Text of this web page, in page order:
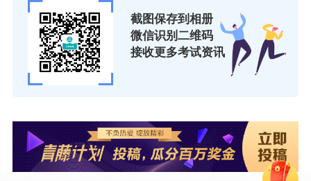
50台手套编织机及配套机械已通过招标，签订了
采购合同，预计本月底就可以投产了。”中河村总
支书记程其学难掩激动。
帮扶寺前镇中河村，于是就有了这个劳保手套车
间。
手套加工并不复杂，每台机器一小时能生产1
截图保存到相册
微信识别二维码
接收更多考试资讯